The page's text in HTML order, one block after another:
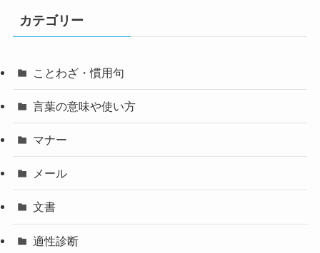
カテゴリー
ことわざ・慣用句
言葉の意味や使い方
マナー
メール
文書
適性診断